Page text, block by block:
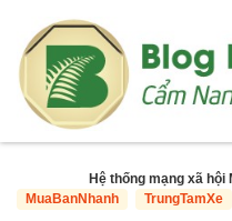
Hệ thống mạng xã hội
MuaBanNhanh
TrungTamXe